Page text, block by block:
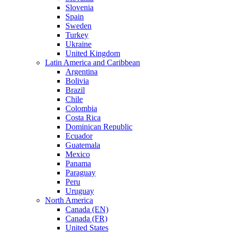
Slovenia
Spain
Sweden
Turkey
Ukraine
United Kingdom
Latin America and Caribbean
Argentina
Bolivia
Brazil
Chile
Colombia
Costa Rica
Dominican Republic
Ecuador
Guatemala
Mexico
Panama
Paraguay
Peru
Uruguay
North America
Canada (EN)
Canada (FR)
United States